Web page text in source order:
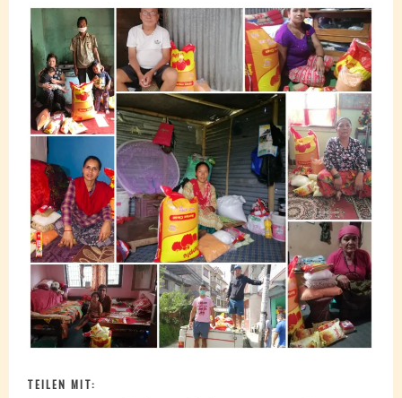
TEILEN MIT: